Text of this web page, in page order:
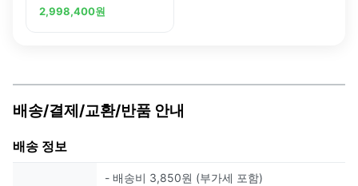
Logic+ and PuriCare
Base Stand
2,998,400원
배송/결제/교환/반품 안내
배송 정보
- 배송비 3,850원 (부가세 포함)